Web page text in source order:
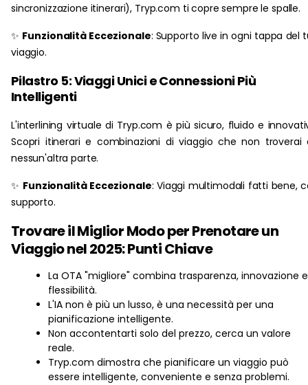
sincronizzazione itinerari), Tryp.com ti copre sempre le spalle.
✨ Funzionalità Eccezionale: Supporto live in ogni tappa del
viaggio.
Pilastro 5: Viaggi Unici e Connessioni Più
Intelligenti
L'interlining virtuale di Tryp.com è più sicuro, fluido e
Scopri itinerari e combinazioni di viaggio che non troverai
nessun'altra parte.
✨ Funzionalità Eccezionale: Viaggi multimodali fatti bene,
supporto.
Trovare il Miglior Modo per Prenotare un
Viaggio nel 2025: Punti Chiave
La OTA "migliore" combina trasparenza, innovazione e
flessibilità.
L'IA non è più un lusso, è una necessità per una
pianificazione intelligente.
Non accontentarti solo del prezzo, cerca un valore
reale.
Tryp.com dimostra che pianificare un viaggio può
essere intelligente, conveniente e senza problemi.